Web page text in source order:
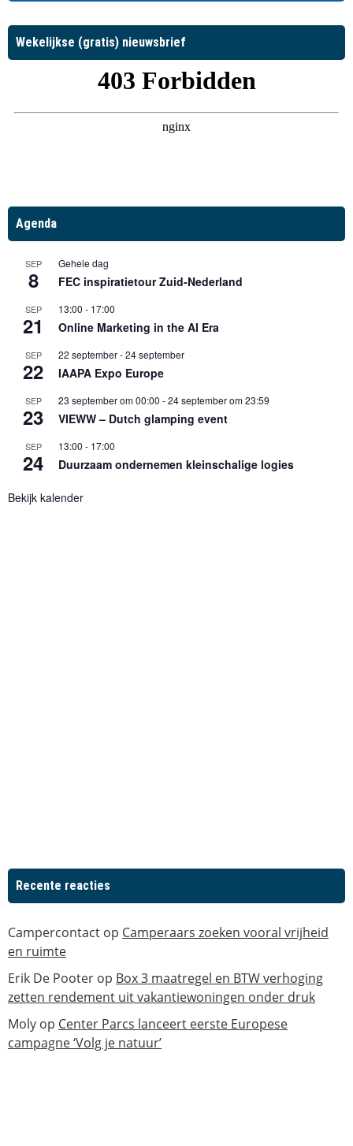
Wekelijkse (gratis) nieuwsbrief
Agenda
SEP
8
Gehele dag
FEC inspiratietour Zuid-Nederland
SEP
21
13:00 - 17:00
Online Marketing in the AI Era
SEP
22
22 september-24 september
IAAPA Expo Europe
SEP
23
23 september om 00:00 -24 september om 23:59
VIEWW – Dutch glamping event
SEP
24
13:00 - 17:00
Duurzaam ondernemen kleinschalige logies
Bekijk kalender
Recente reacties
Campercontact op Camperaars zoeken vooral vrijheid
en ruimte
Erik De Pooter op Box 3 maatregel en BTW verhoging
zetten rendement uit vakantiewoningen onder druk
Moly op Center Parcs lanceert eerste Europese
campagne ‘Volg je natuur’